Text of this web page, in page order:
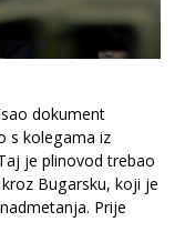
dokument
s kolegama iz
je plinovod trebao
Bugarsku, koji je
Prije